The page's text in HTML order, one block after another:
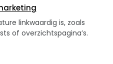
linkwaardig is, zoals
of overzichtspagina’s.